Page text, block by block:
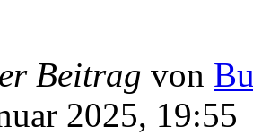
Beitrag von
2025, 19:55